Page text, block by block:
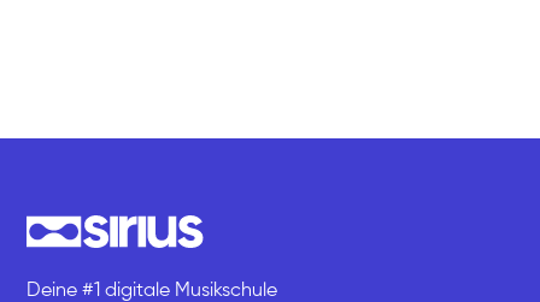
Deine #1 digitale Musikschule